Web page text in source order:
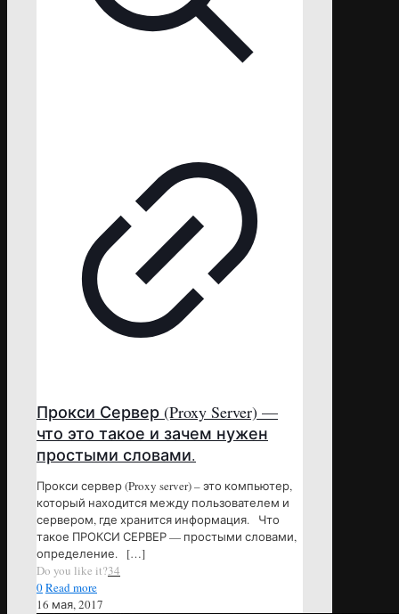
Прокси Сервер (Proxy Server) —
что это такое и зачем нужен
простыми словами.
Прокси сервер (Proxy server) – это компьютер,
который находится между пользователем и
сервером, где хранится информация. Что
такое ПРОКСИ СЕРВЕР — простыми словами,
определение.
[…]
Do you like it?34
0Read more
16 мая, 2017